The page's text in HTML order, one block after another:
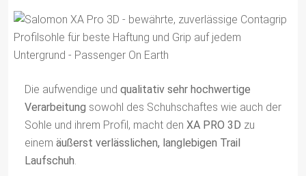
Die aufwendige und qualitativ sehr hochwertige
Verarbeitung sowohl des Schuhschaftes wie auch der
Sohle und ihrem Profil, macht den XA PRO 3D zu
einem äußerst verlässlichen, langlebigen Trail
Laufschuh.